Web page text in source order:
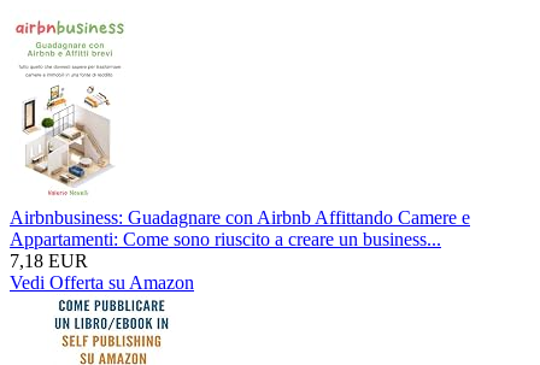
Airbnbusiness: Guadagnare con Airbnb Affittando Camere e
Appartamenti: Come sono riuscito a creare un business...
7,18 EUR
Vedi Offerta su Amazon